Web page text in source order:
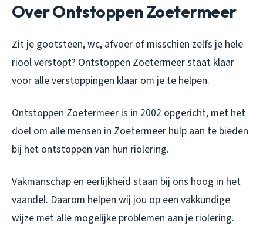
Over Ontstoppen Zoetermeer
Zit je gootsteen, wc, afvoer of misschien zelfs je hele
riool verstopt? Ontstoppen Zoetermeer staat klaar
voor alle verstoppingen klaar om je te helpen.
Ontstoppen Zoetermeer is in 2002 opgericht, met het
doel om alle mensen in Zoetermeer hulp aan te bieden
bij het ontstoppen van hun riolering.
Vakmanschap en eerlijkheid staan bij ons hoog in het
vaandel. Daarom helpen wij jou op een vakkundige
wijze met alle mogelijke problemen aan je riolering.